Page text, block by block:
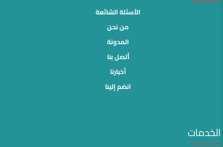
الأسئلة الشائعة
من نحن
المدونة
أتصل بنا
أخبارنا
انضم إلينا
الخدمات